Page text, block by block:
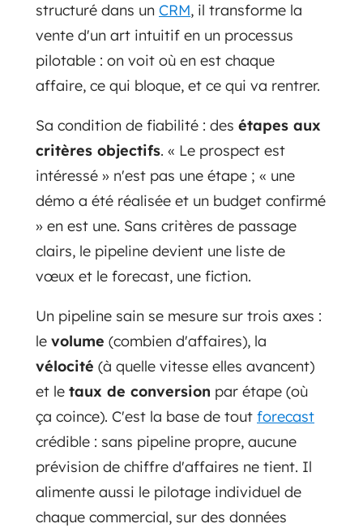
structuré dans un CRM, il transforme la
vente d'un art intuitif en un processus
pilotable : on voit où en est chaque
affaire, ce qui bloque, et ce qui va rentrer.
Sa condition de fiabilité : des étapes aux
critères objectifs. « Le prospect est
intéressé » n'est pas une étape ; « une
démo a été réalisée et un budget confirmé
» en est une. Sans critères de passage
clairs, le pipeline devient une liste de
vœux et le forecast, une fiction.
Un pipeline sain se mesure sur trois axes :
le volume (combien d'affaires), la
vélocité (à quelle vitesse elles avancent)
et le taux de conversion par étape (où
ça coince). C'est la base de tout forecast
crédible : sans pipeline propre, aucune
prévision de chiffre d'affaires ne tient. Il
alimente aussi le pilotage individuel de
chaque commercial, sur des données